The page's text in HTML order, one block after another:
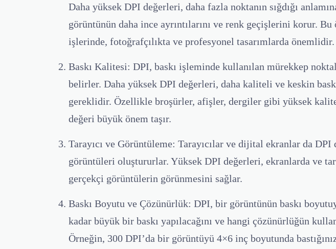
Daha yüksek DPI değerleri, daha fazla noktanın sığdığı
görüntünün daha ince ayrıntılarını ve renk geçişlerini korur. Bu
işlerinde, fotoğrafçılıkta ve profesyonel tasarımlarda önemlidir.
Baskı Kalitesi: DPI, baskı işleminde kullanılan mürekkep
belirler. Daha yüksek DPI değerleri, daha kaliteli ve keskin
gereklidir. Özellikle broşürler, afişler, dergiler gibi yüksek
değeri büyük önem taşır.
Tarayıcı ve Görüntüleme: Tarayıcılar ve dijital ekranlar da
görüntüleri oluştururlar. Yüksek DPI değerleri, ekranlarda ve
gerçekçi görüntülerin görünmesini sağlar.
Baskı Boyutu ve Çözünürlük: DPI, bir görüntünün baskı
kadar büyük bir baskı yapılacağını ve hangi çözünürlüğün
Örneğin, 300 DPI’da bir görüntüyü 4×6 inç boyutunda